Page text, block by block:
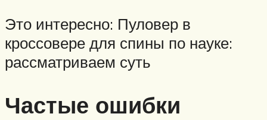
Это интересно: Пуловер в
кроссовере для спины по науке:
рассматриваем суть
Частые ошибки